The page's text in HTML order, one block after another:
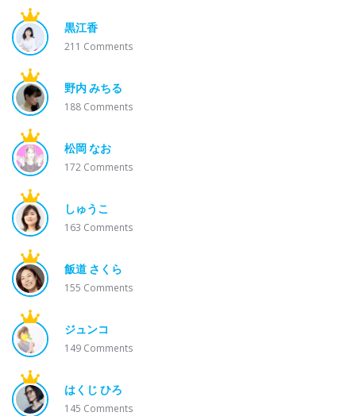
黒江香
211 Comments
野内 みちる
188 Comments
松岡 なお
172 Comments
しゅうこ
163 Comments
飯道 さくら
155 Comments
ジュンコ
149 Comments
はくじ ひろ
145 Comments